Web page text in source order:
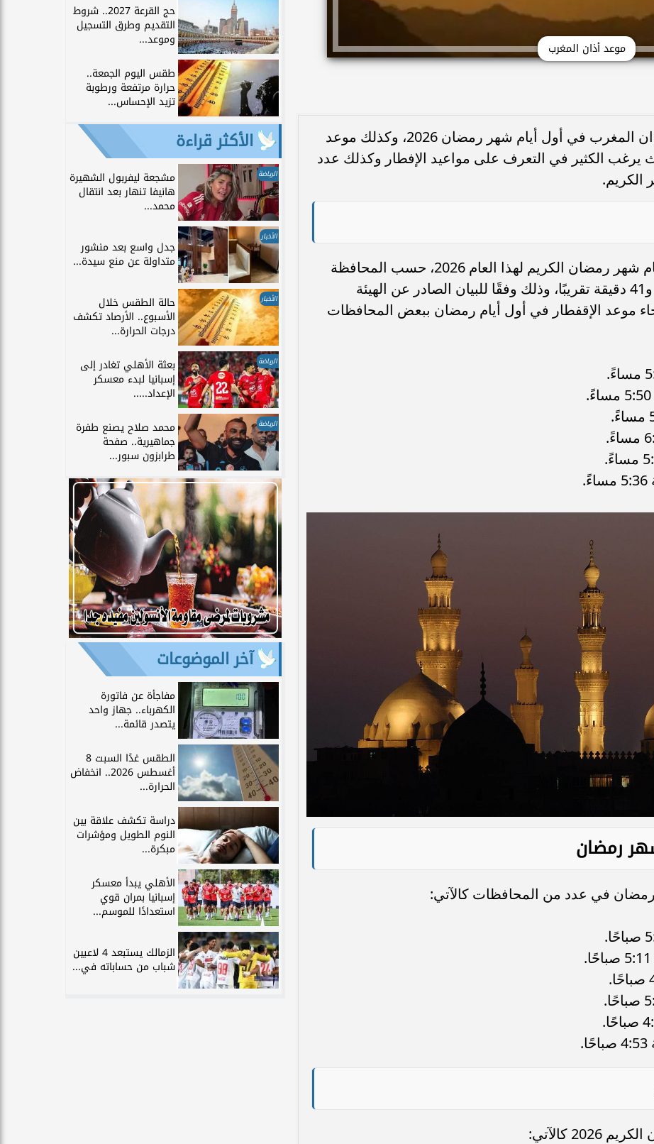
موعد أذان المغرب
زاد البحث من المواطنين عن موعد أذان المغرب في أول أيام شهر رمضان 2026، وكذلك موعد
الكثير في التعرف على مواعيد الإفطار وكذلك عدد
الكريم.
يختلف موعد أذان المغرب في أول أيام شهر رمضان الكريم لهذا العام 2026، حسب المحافظة
والأخرى، فقد يصل إلى نحو 12 ساعة و41 دقيقة تقريبًا، وذلك وفقًا للبيان الصادر عن الهيئة
موعد الإقفطار في أول أيام رمضان ببعض المحافظات
رمضان
في عدد من المحافظات كالآتي:
كالآتي:
حج القرعة 2027.. شروط
التقديم وطرق التسجيل
وموعد...
طقس اليوم الجمعة..
حرارة مرتفعة ورطوبة
تزيد الإحساس...
الأكثر قراءة
الرياضة مشجعة ليفربول الشهيرة
هانيفا تنهار بعد انتقال
محمد...
الأخبار
جدل واسع بعد منشور
متداولة عن منع سيدة...
الأخبار حالة الطقس خلال
الأسبوع.. الأرصاد تكشف
درجات الحرارة...
الرياضة بعثة الأهلي تغادر إلى
إسبانيا لبدء معسكر
الإعداد.....
الرياضة محمد صلاح يصنع طفرة
جماهيرية.. صفحة
طرابزون سبور...
آخر الموضوعات
مفاجأة عن فاتورة
الكهرباء.. جهاز واحد
يتصدر قائمة...
الطقس غدًا السبت 8
أغسطس 2026.. انخفاض
الحرارة...
دراسة تكشف علاقة بين
النوم الطويل ومؤشرات
مبكرة...
الأهلي يبدأ معسكر
إسبانيا بمران قوي
استعدادًا للموسم...
الزمالك يستبعد 4 لاعبين
شباب من حساباته في...